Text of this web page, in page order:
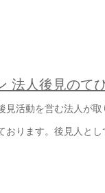
法人後見のて
活動を営む法人が
ります。後見人と